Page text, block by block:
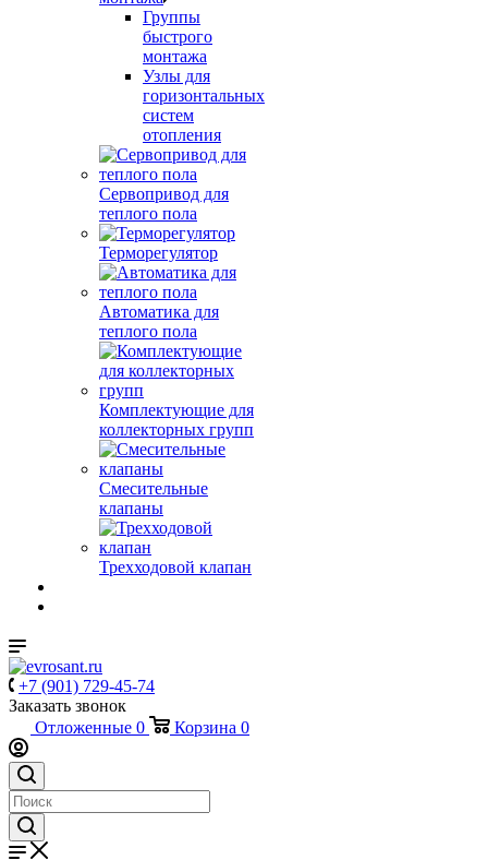
Группы
быстрого
монтажа
Узлы для
горизонтальных
систем
отопления
Сервопривод для
теплого пола
Терморегулятор
Автоматика для
теплого пола
Комплектующие для
коллекторных групп
Смесительные
клапаны
Трехходовой клапан
+7 (901) 729-45-74
Заказать звонок
Отложенные 0 Корзина 0